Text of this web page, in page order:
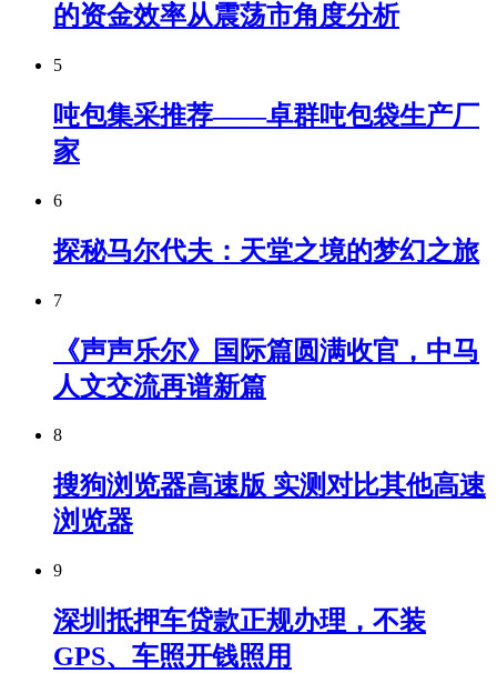
的资金效率从震荡市角度分析
5
吨包集采推荐——卓群吨包袋生产厂
家
6
探秘马尔代夫：天堂之境的梦幻之旅
7
《声声乐尔》国际篇圆满收官，中马
人文交流再谱新篇
8
搜狗浏览器高速版 实测对比其他高速
浏览器
9
深圳抵押车贷款正规办理，不装
GPS、车照开钱照用